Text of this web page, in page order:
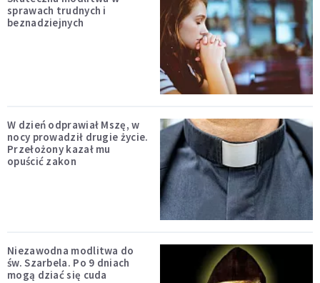
sprawach trudnych i
beznadziejnych
W dzień odprawiał Mszę, w
nocy prowadził drugie życie.
Przełożony kazał mu
opuścić zakon
Niezawodna modlitwa do
św. Szarbela. Po 9 dniach
mogą dziać się cuda